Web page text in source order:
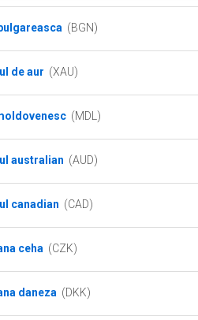
(BGN)
de aur (XAU)
(MDL)
australian (AUD)
canadian (CAD)
ceha (CZK)
daneza (DKK)